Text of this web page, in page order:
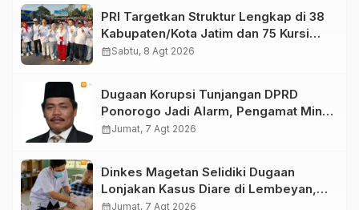
PRI Targetkan Struktur Lengkap di 38
Kabupaten/Kota Jatim dan 75 Kursi
DPR RI pada Pemilu 2029
calendar_monthSabtu, 8 Agt 2026
Dugaan Korupsi Tunjangan DPRD
Ponorogo Jadi Alarm, Pengamat Minta
Magetan Perkuat Tata Kelola
calendar_monthJumat, 7 Agt 2026
Dinkes Magetan Selidiki Dugaan
Lonjakan Kasus Diare di Lembeyan,
Lakukan Penyelidikan Epidemiologi
calendar_monthJumat, 7 Agt 2026